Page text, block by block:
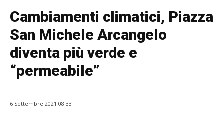
Cambiamenti climatici, Piazza
San Michele Arcangelo
diventa più verde e
“permeabile”
6 Settembre 2021 08:33